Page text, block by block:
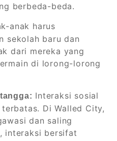
berbeda-beda.
anak harus
sekolah baru dan
dari mereka yang
di lorong-lorong
Interaksi sosial
Di Walled City,
dan saling
interaksi bersifat